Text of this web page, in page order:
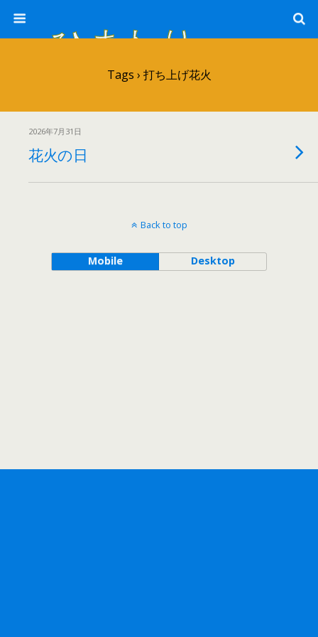
ひまわり畑 sunflower-field
Tags › 打ち上げ花火
2026年7月31日
花火の日
Back to top
Mobile Desktop